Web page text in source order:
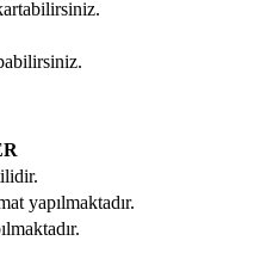
yapılmaktadır.